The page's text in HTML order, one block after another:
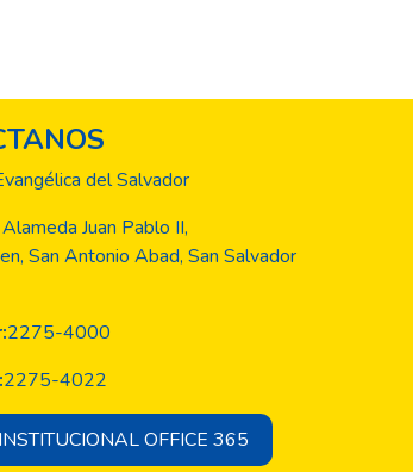
del Salvador
Juan Pablo II,
San Antonio Abad, San Salvador
2275-4000
2275-4022
OFFICE 365